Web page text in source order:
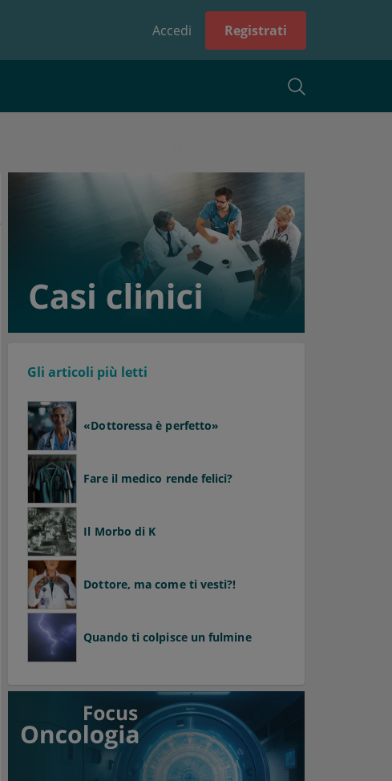
Accedi Registrati
Gli articoli più letti
«Dottoressa è perfetto»
Fare il medico rende felici?
Il Morbo di K
Dottore, ma come ti vesti?!
Quando ti colpisce un fulmine